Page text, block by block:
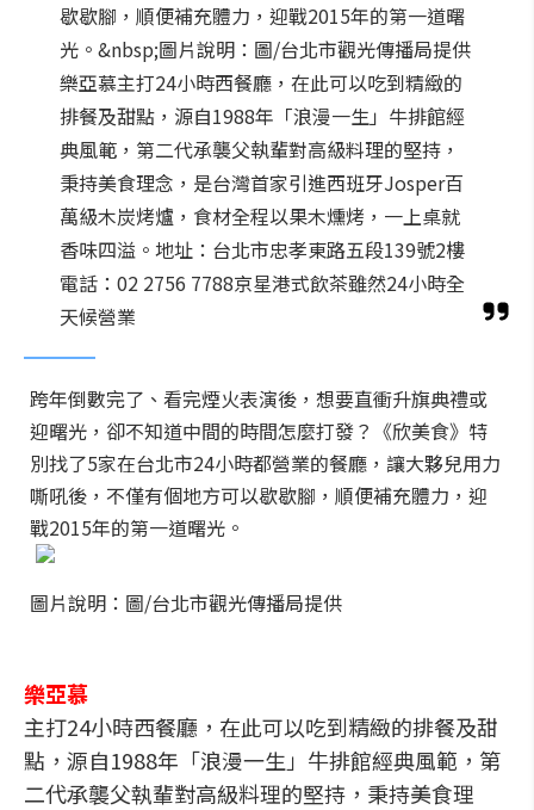
歇歇腳，順便補充體力，迎戰2015年的第一道曙
光。&nbsp;圖片說明：圖/台北市觀光傳播局提供
樂亞慕主打24小時西餐廳，在此可以吃到精緻的
排餐及甜點，源自1988年「浪漫一生」牛排館經
典風範，第二代承襲父執輩對高級料理的堅持，
秉持美食理念，是台灣首家引進西班牙Josper百
萬級木炭烤爐，食材全程以果木燻烤，一上桌就
香味四溢。地址：台北市忠孝東路五段139號2樓
電話：02 2756 7788京星港式飲茶雖然24小時全
天候營業
跨年倒數完了、看完煙火表演後，想要直衝升旗典禮或
迎曙光，卻不知道中間的時間怎麼打發？《欣美食》特
別找了5家在台北市24小時都營業的餐廳，讓大夥兒用力
嘶吼後，不僅有個地方可以歇歇腳，順便補充體力，迎
戰2015年的第一道曙光。
圖片說明：圖/台北市觀光傳播局提供
樂亞慕
主打24小時西餐廳，在此可以吃到精緻的排餐及甜
點，源自1988年「浪漫一生」牛排館經典風範，第
二代承襲父執輩對高級料理的堅持，秉持美食理